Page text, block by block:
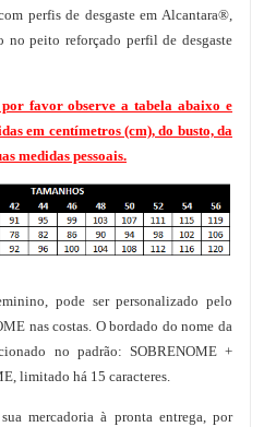
perfis de desgaste em Alcantara®,
no peito reforçado perfil de desgaste
favor observe a tabela abaixo e
em centímetros (cm), do busto, da
medidas pessoais.
pode ser personalizado pelo
nas costas. O bordado do nome da
no padrão: SOBRENOME +
limitado há 15 caracteres.
mercadoria à pronta entrega, por